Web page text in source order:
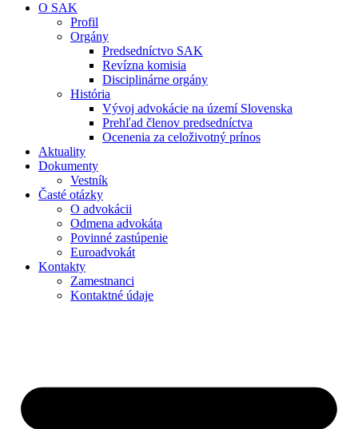
O SAK
Profil
Orgány
Predsedníctvo SAK
Revízna komisia
Disciplinárne orgány
História
Vývoj advokácie na území Slovenska
Prehľad členov predsedníctva
Ocenenia za celoživotný prínos
Aktuality
Dokumenty
Vestník
Časté otázky
O advokácii
Odmena advokáta
Povinné zastúpenie
Euroadvokát
Kontakty
Zamestnanci
Kontaktné údaje